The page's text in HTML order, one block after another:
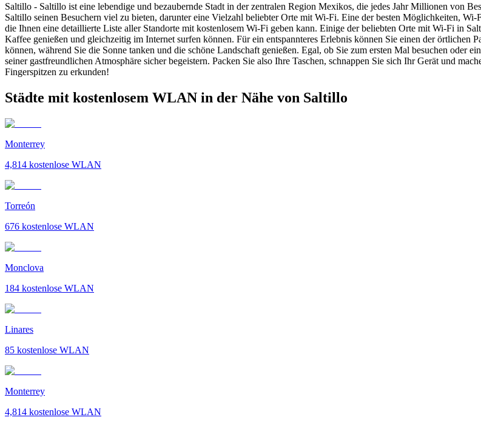
Saltillo - Saltillo ist eine lebendige und bezaubernde Stadt in der zentralen Region Mexikos, die jedes Jahr Millionen von
Saltillo seinen Besuchern viel zu bieten, darunter eine Vielzahl beliebter Orte mit Wi-Fi. Eine der besten Möglichkeiten,
die Ihnen eine detaillierte Liste aller Standorte mit kostenlosem Wi-Fi geben kann. Einige der beliebten Orte mit Wi-Fi in
Kaffee genießen und gleichzeitig im Internet surfen können. Für ein entspannteres Erlebnis können Sie einen der örtlichen
können, während Sie die Sonne tanken und die schöne Landschaft genießen. Egal, ob Sie zum ersten Mal besuchen oder
seiner gastfreundlichen Atmosphäre sicher begeistern. Packen Sie also Ihre Taschen, schnappen Sie sich Ihr Gerät und
Fingerspitzen zu erkunden!
Städte mit kostenlosem WLAN in der Nähe von Saltillo
Monterrey
4,814 kostenlose WLAN
Torreón
676 kostenlose WLAN
Monclova
184 kostenlose WLAN
Linares
85 kostenlose WLAN
Monterrey
4,814 kostenlose WLAN